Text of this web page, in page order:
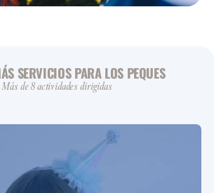
SERVICIOS PARA LOS PEQUES
Más de 8 actividades dirigidas